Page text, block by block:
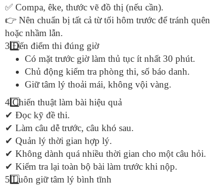
✅ Compa, êke, thước vẽ đồ thị (nếu cần).
👉 Nên chuẩn bị tất cả từ tối hôm trước để tránh quên
hoặc nhầm lẫn.
3️Đến điểm thi đúng giờ
Có mặt trước giờ làm thủ tục ít nhất 30 phút.
Chủ động kiểm tra phòng thi, số báo danh.
Giữ tâm lý thoải mái, không vội vàng.
4️Chiến thuật làm bài hiệu quả
✔ Đọc kỹ đề thi.
✔ Làm câu dễ trước, câu khó sau.
✔ Quản lý thời gian hợp lý.
✔ Không dành quá nhiều thời gian cho một câu hỏi.
✔ Kiểm tra lại toàn bộ bài làm trước khi nộp.
5️Luôn giữ tâm lý bình tĩnh